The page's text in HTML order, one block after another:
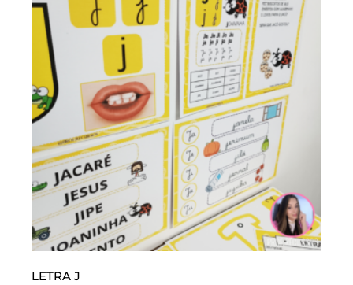
LETRA J